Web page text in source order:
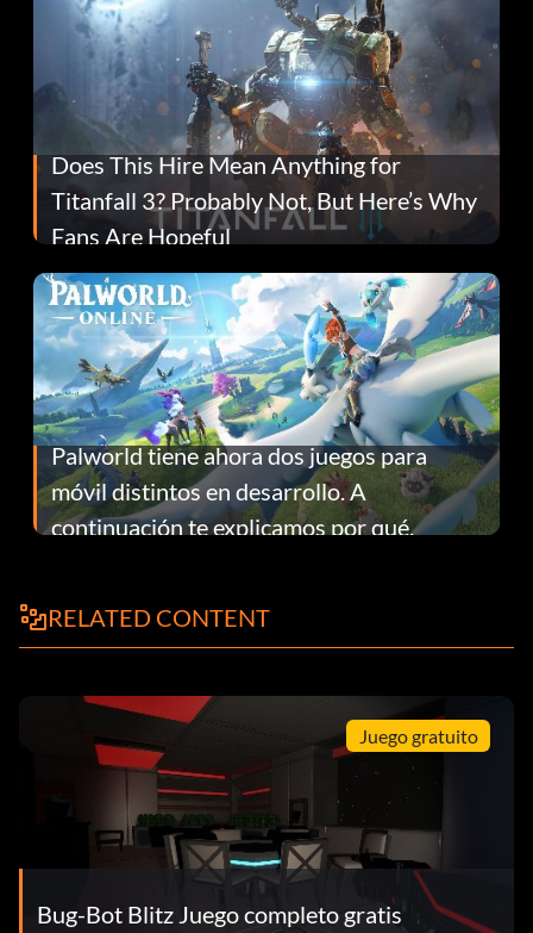
Does This Hire Mean Anything for
Titanfall 3? Probably Not, But Here’s Why
Fans Are Hopeful
Palworld tiene ahora dos juegos para
móvil distintos en desarrollo. A
continuación te explicamos por qué.
RELATED CONTENT
Juego gratuito
Bug-Bot Blitz Juego completo gratis